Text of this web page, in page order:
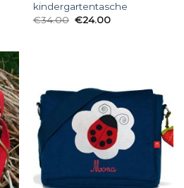
kindergartentasche
€34.00 €24.00